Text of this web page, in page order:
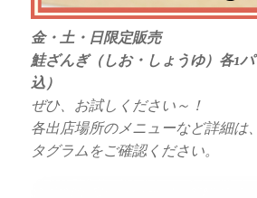
金・土・日限定販売
鮭ざんぎ（しお・しょうゆ）各1
込）
ぜひ、お試しください～！
各出店場所のメニューなど詳細は
タグラムをご確認ください。